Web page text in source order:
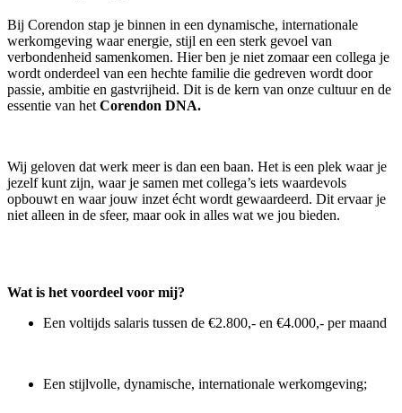
Bij Corendon stap je binnen in een dynamische, internationale
werkomgeving waar energie, stijl en een sterk gevoel van
verbondenheid samenkomen. Hier ben je niet zomaar een collega je
wordt onderdeel van een hechte familie die gedreven wordt door
passie, ambitie en gastvrijheid. Dit is de kern van onze cultuur en de
essentie van het Corendon DNA.
Wij geloven dat werk meer is dan een baan. Het is een plek waar je
jezelf kunt zijn, waar je samen met collega’s iets waardevols
opbouwt en waar jouw inzet écht wordt gewaardeerd. Dit ervaar je
niet alleen in de sfeer, maar ook in alles wat we jou bieden.
Wat is het voordeel voor mij?
Een voltijds salaris tussen de €2.800,- en €4.000,- per maand
Een stijlvolle, dynamische, internationale werkomgeving;